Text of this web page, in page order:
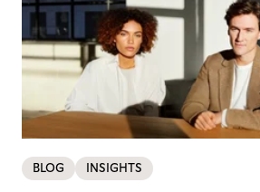
BLOG INSIGHTS